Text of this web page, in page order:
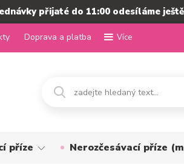
přijaté do 11:00 odesíláme
Doprava a platba Více
příze Nerozčesávací příze